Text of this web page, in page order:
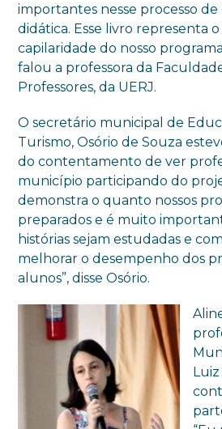
importantes nesse processo de
didática. Esse livro representa
capilaridade do nosso
falou a professora da
Professores, da UERJ.
O secretário municipal de
Turismo, Osório de Souza
do contentamento de ver
município participando do
demonstra o quanto nossos
preparados e é muito
histórias sejam estudadas e
melhorar o desempenho dos
alunos”, disse Osório.
Luiz